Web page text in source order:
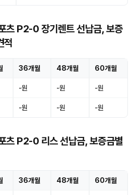
P2-0 장기렌트 선납금, 보증
적
36개월 48개월 60개월
-원 -원 -원
-원 -원 -원
P2-0 리스 선납금, 보증금별
36개월 48개월 60개월